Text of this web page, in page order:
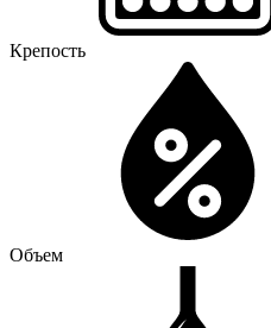
Крепость
Объем